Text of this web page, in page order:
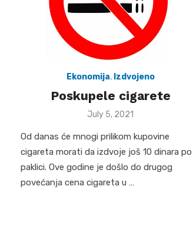
Ekonomija, Izdvojeno
Poskupele cigarete
Posted
July 5, 2021
Od danas će mnogi prilikom kupovine
cigareta morati da izdvoje još 10 dinara po
paklici. Ove godine je došlo do drugog
povećanja cena cigareta u …